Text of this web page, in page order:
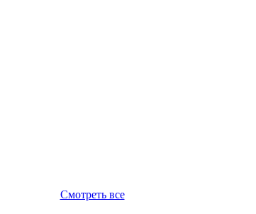
Смотреть все